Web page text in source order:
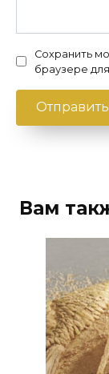
Сохранить
браузере
Вам